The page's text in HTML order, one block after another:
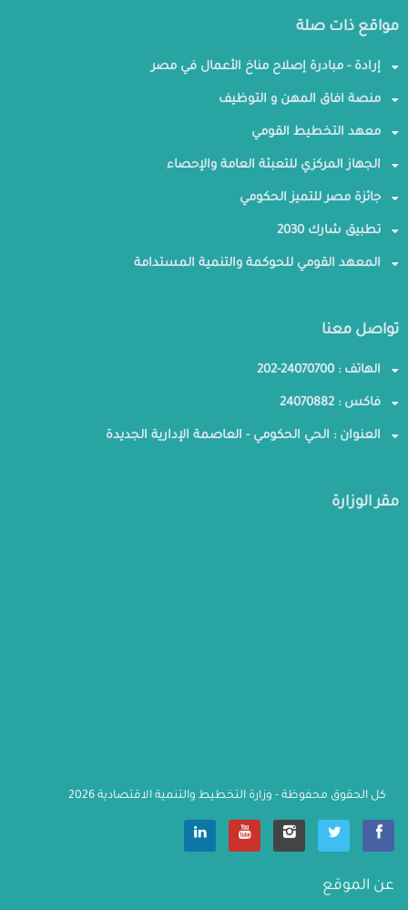
مواقع ذات صلة
إرادة - مبادرة إصلاح مناخ الأعمال في مصر
منصة افاق المهن و التوظيف
معهد التخطيط القومي
الجهاز المركزي للتعبئة العامة والإحصاء
جائزة مصر للتميز الحكومي
تطبيق شارك 2030
المعهد القومي للحوكمة والتنمية المستدامة
تواصل معنا
الهاتف : 24070700-202
فاكس : 24070882
العنوان : الحي الحكومي - العاصمة الإدارية الجديدة
مقر الوزارة
كل الحقوق محفوظة - وزارة التخطيط والتنمية الاقتصادية 2026